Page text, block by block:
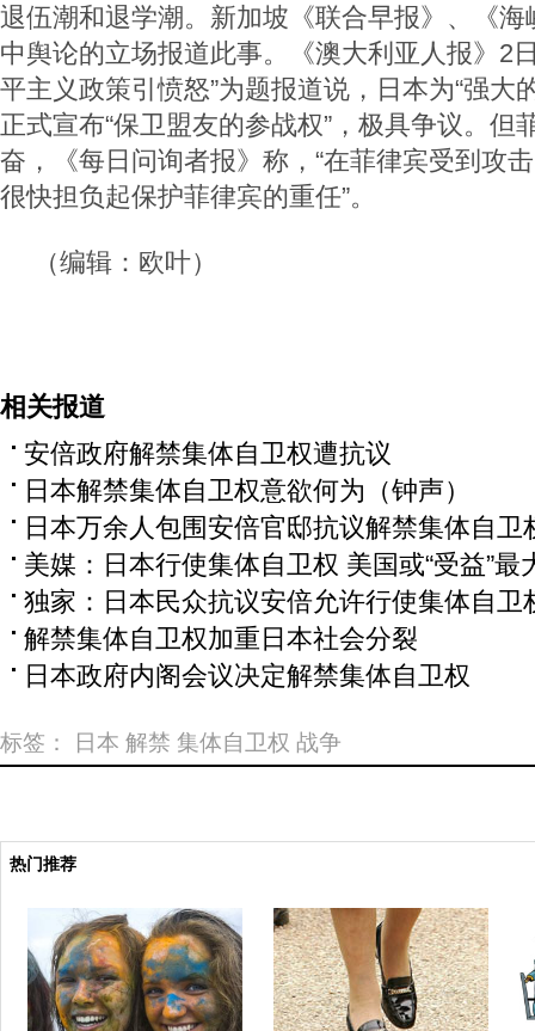
退伍潮和退学潮。新加坡《联合早报》、《
中舆论的立场报道此事。《澳大利亚人报》2
平主义政策引愤怒”为题报道说，日本为“强大
正式宣布“保卫盟友的参战权”，极具争议。但
奋，《每日问询者报》称，“在菲律宾受到攻
很快担负起保护菲律宾的重任”。
（编辑：欧叶）
相关报道
安倍政府解禁集体自卫权遭抗议
日本解禁集体自卫权意欲何为（钟声）
日本万余人包围安倍官邸抗议解禁集体自卫
美媒：日本行使集体自卫权 美国或“受益”最
独家：日本民众抗议安倍允许行使集体自卫
解禁集体自卫权加重日本社会分裂
日本政府内阁会议决定解禁集体自卫权
标签： 日本 解禁 集体自卫权 战争
热门推荐